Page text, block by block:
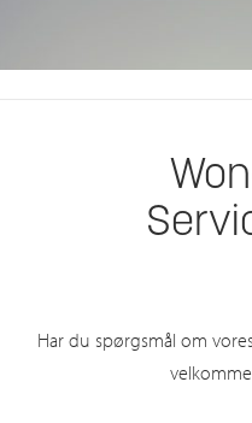
Har du spørgsmål om